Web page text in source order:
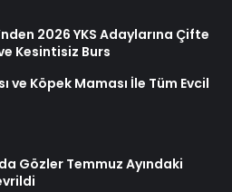
2026 YKS Adaylarına Çifte
Kesintisiz Burs
ve Köpek Maması İle Tüm Evcil
Gözler Temmuz Ayındaki